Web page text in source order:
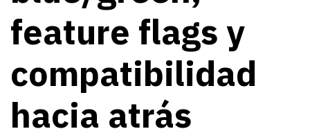
feature flags y
compatibilidad
hacia atrás